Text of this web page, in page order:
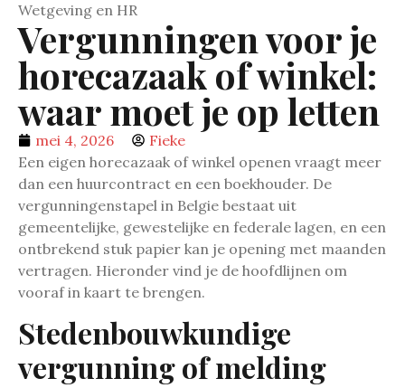
Wetgeving en HR
Vergunningen voor je
horecazaak of winkel:
waar moet je op letten
mei 4, 2026
Fieke
Een eigen horecazaak of winkel openen vraagt meer
dan een huurcontract en een boekhouder. De
vergunningenstapel in Belgie bestaat uit
gemeentelijke, gewestelijke en federale lagen, en een
ontbrekend stuk papier kan je opening met maanden
vertragen. Hieronder vind je de hoofdlijnen om
vooraf in kaart te brengen.
Stedenbouwkundige
vergunning of melding